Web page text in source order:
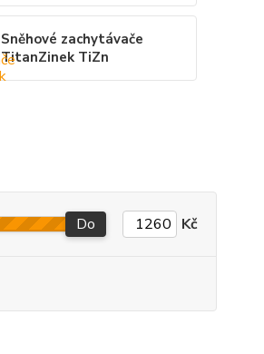
Sněhové zachytávače
TitanZinek TiZn
Do Kč